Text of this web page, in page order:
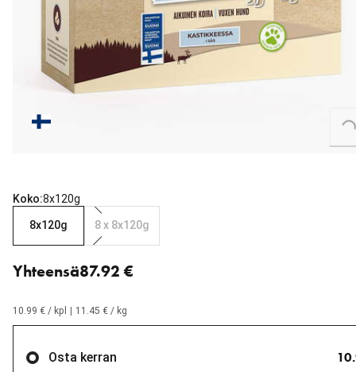
Loading...
Koko:8x120g
8x120g 8 x 8x120g
Yhteensä87.92 €
10.99 € / kpl 11.45 € / kg
Osta kerran